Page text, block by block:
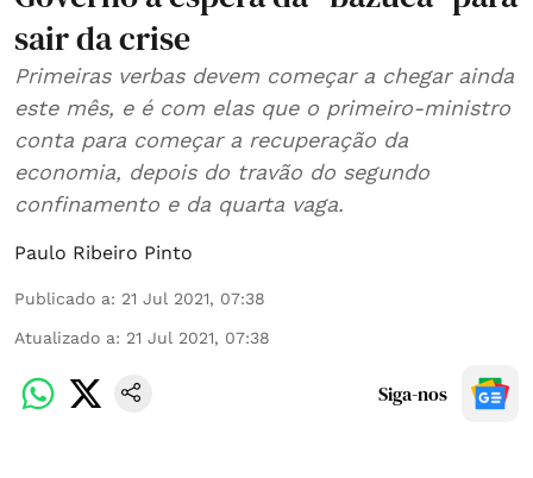
sair da crise
Primeiras verbas devem começar a chegar ainda
este mês, e é com elas que o primeiro-ministro
conta para começar a recuperação da
economia, depois do travão do segundo
confinamento e da quarta vaga.
Paulo Ribeiro Pinto
Publicado a: 21 Jul 2021, 07:38
Atualizado a: 21 Jul 2021, 07:38
Siga-nos